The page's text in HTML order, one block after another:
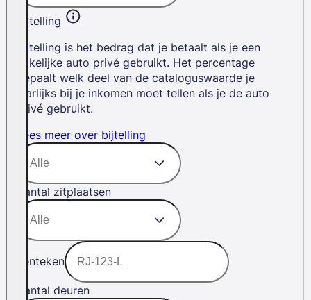
Bijtelling
Bijtelling is het bedrag dat je betaalt als je een
zakelijke auto privé gebruikt. Het percentage
bepaalt welk deel van de cataloguswaarde je
jaarlijks bij je inkomen moet tellen als je de auto
privé gebruikt.
Lees meer over bijtelling
Aantal zitplaatsen
Kenteken
Aantal deuren